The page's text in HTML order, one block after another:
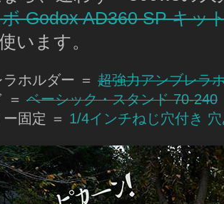
Godox AD360 SP キッ
います。
ホルダー ＝ 超強力アンブレラ
＝ ベーシック・スタンド 70-240
固定 ＝ 1/4インチねじ穴付き